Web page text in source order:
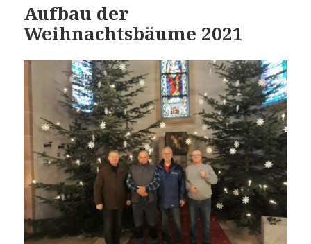
Aufbau der
Weihnachtsbäume 2021